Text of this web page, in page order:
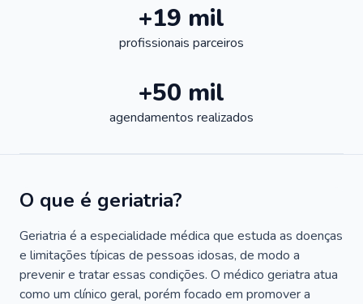
+19 mil
profissionais parceiros
+50 mil
agendamentos realizados
O que é geriatria?
Geriatria é a especialidade médica que estuda as doenças
e limitações típicas de pessoas idosas, de modo a
prevenir e tratar essas condições. O médico geriatra atua
como um clínico geral, porém focado em promover a